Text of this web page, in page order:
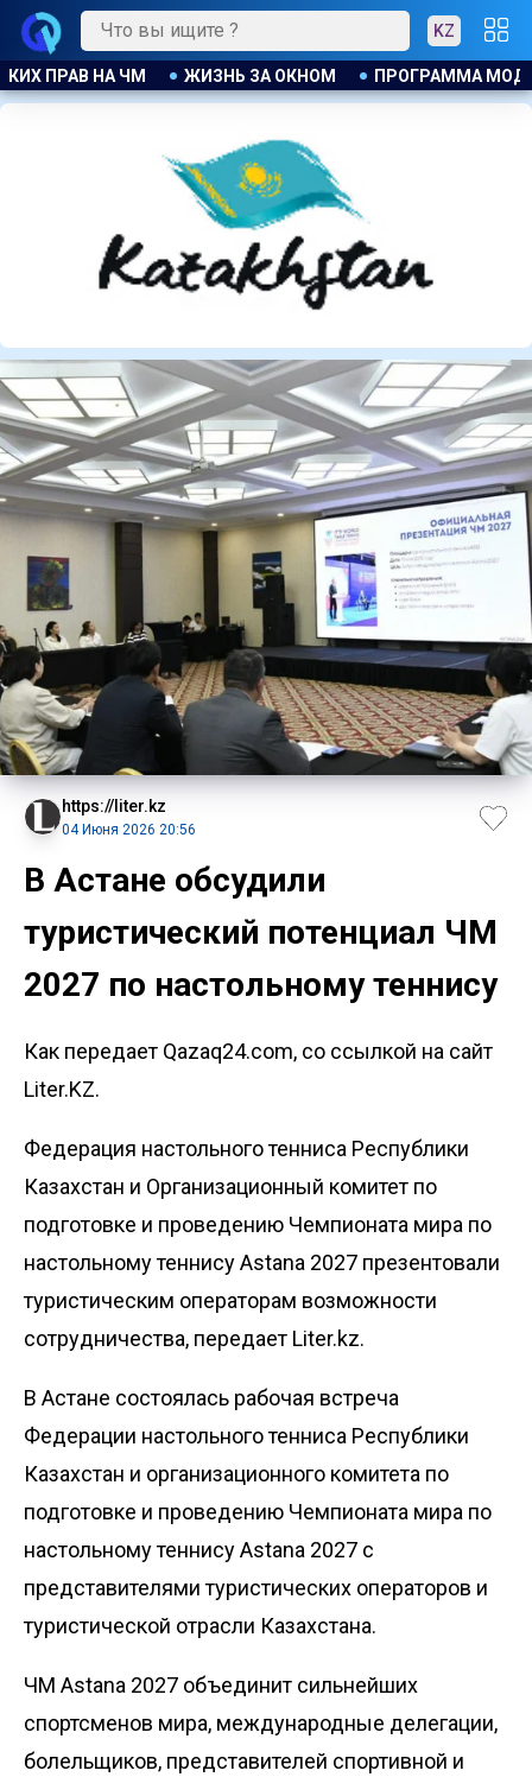
KZ
МОДЕРНИЗАЦИИ В ДЕЙСТВИИ ТРИДЦАТЬ ЛЕТ
https://liter.kz
04 Июня 2026 20:56
В Астане обсудили
туристический потенциал ЧМ
2027 по настольному теннису
Как передает Qazaq24.com, со ссылкой на сайт
Liter.KZ.
Федерация настольного тенниса Республики
Казахстан и Организационный комитет по
подготовке и проведению Чемпионата мира по
настольному теннису Astana 2027 презентовали
туристическим операторам возможности
сотрудничества, передает Liter.kz.
В Астане состоялась рабочая встреча
Федерации настольного тенниса Республики
Казахстан и организационного комитета по
подготовке и проведению Чемпионата мира по
настольному теннису Astana 2027 с
представителями туристических операторов и
туристической отрасли Казахстана.
ЧМ Astana 2027 объединит сильнейших
спортсменов мира, международные делегации,
болельщиков, представителей спортивной и